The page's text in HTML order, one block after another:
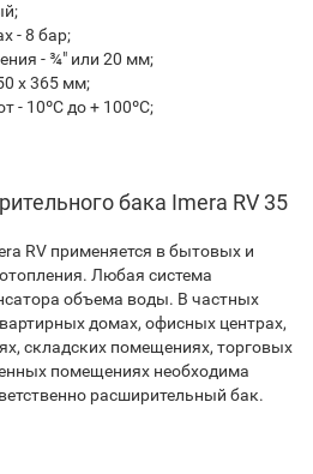
- 8 бар;
- ¾" или 20 мм;
х 365 мм;
- 10ºС до + 100ºС;
бака Imera RV 35
RV применяется в бытовых и
Любая система
объема воды. В частных
домах, офисных центрах,
складских помещениях, торговых
помещениях необходима
расширительный бак.